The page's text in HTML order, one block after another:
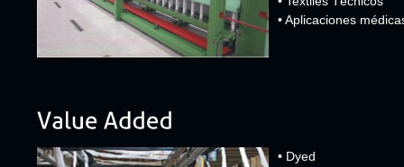
• Aplicaciones
• Dyed